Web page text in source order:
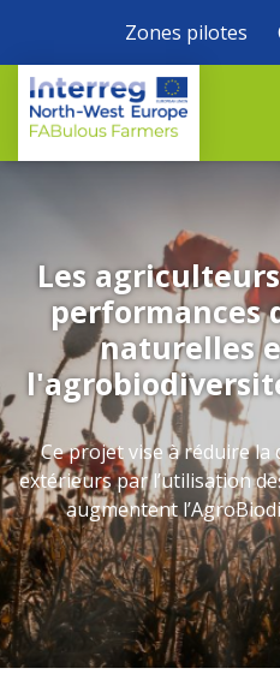
Zones pilotes
Les
performances
naturelles
Ce projet vise à réduire
extérieurs par l’utilisation
augmentent